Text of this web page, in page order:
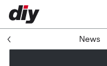
News